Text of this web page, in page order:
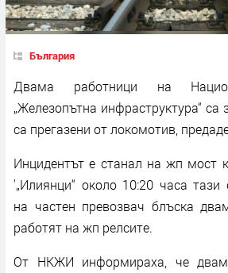
България
Двама работници на
„Железопътна инфраструктура“ са
са прегазени от локомотив,
Инцидентът е станал на жп мост
'„Илиянци“ около 10:20 часа
на частен превозвач блъска
работят на жп релсите.
От НКЖИ информираха, че